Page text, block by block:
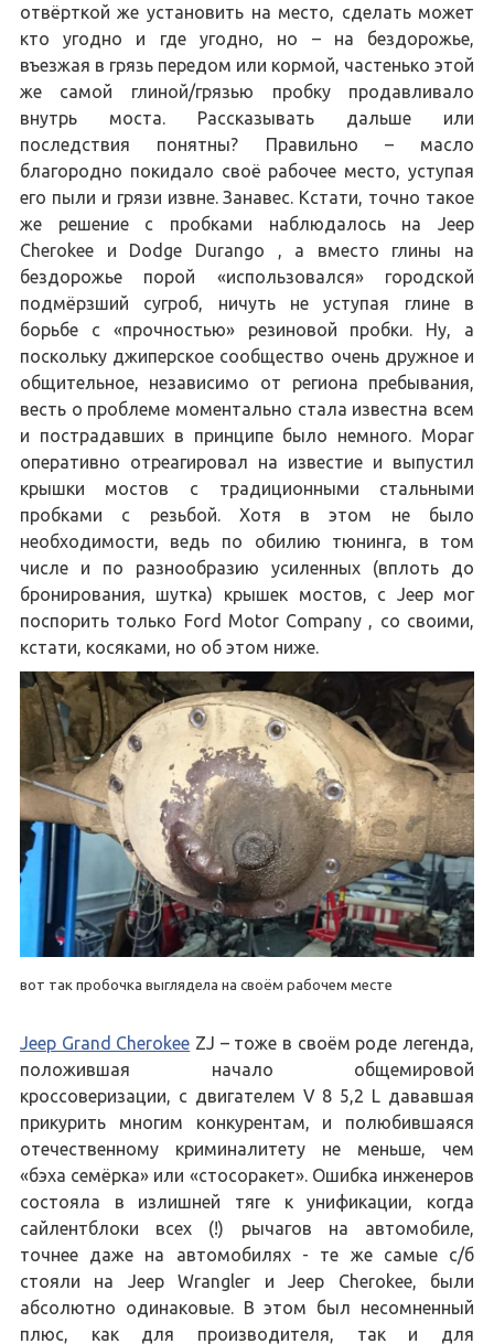
отвёрткой же установить на место, сделать может
кто угодно и где угодно, но – на бездорожье,
въезжая в грязь передом или кормой, частенько этой
же самой глиной/грязью пробку продавливало
внутрь моста. Рассказывать дальше или
последствия понятны? Правильно – масло
благородно покидало своё рабочее место, уступая
его пыли и грязи извне. Занавес. Кстати, точно такое
же решение с пробками наблюдалось на Jeep
Cherokee и Dodge Durango , а вместо глины на
бездорожье порой «использовался» городской
подмёрзший сугроб, ничуть не уступая глине в
борьбе с «прочностью» резиновой пробки. Ну, а
поскольку джиперское сообщество очень дружное и
общительное, независимо от региона пребывания,
весть о проблеме моментально стала известна всем
и пострадавших в принципе было немного. Mopar
оперативно отреагировал на известие и выпустил
крышки мостов с традиционными стальными
пробками с резьбой. Хотя в этом не было
необходимости, ведь по обилию тюнинга, в том
числе и по разнообразию усиленных (вплоть до
бронирования, шутка) крышек мостов, с Jeep мог
поспорить только Ford Motor Company , со своими,
кстати, косяками, но об этом ниже.
вот так пробочка выглядела на своём рабочем месте
Jeep Grand Cherokee ZJ – тоже в своём роде легенда,
положившая начало общемировой
кроссоверизации, с двигателем V 8 5,2 L дававшая
прикурить многим конкурентам, и полюбившаяся
отечественному криминалитету не меньше, чем
«бэха семёрка» или «стосоракет». Ошибка инженеров
состояла в излишней тяге к унификации, когда
сайлентблоки всех (!) рычагов на автомобиле,
точнее даже на автомобилях - те же самые с/б
стояли на Jeep Wrangler и Jeep Cherokee, были
абсолютно одинаковые. В этом был несомненный
плюс, как для производителя, так и для